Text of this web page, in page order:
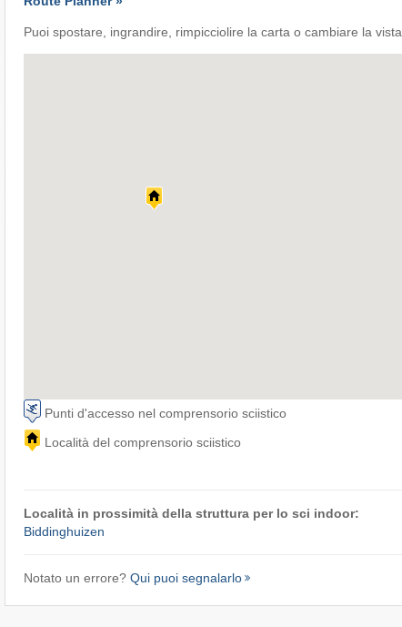
Puoi spostare, ingrandire, rimpicciolire la carta o cambiare la vista.
Punti d'accesso nel comprensorio sciistico
Località del comprensorio sciistico
Località in prossimità della struttura per lo sci indoor:
Biddinghuizen
Notato un errore? Qui puoi segnalarlo